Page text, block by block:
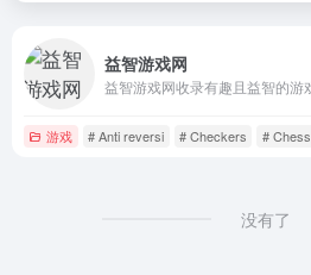
益智游戏网
游戏 # Anti reversi # Checkers # Chess
没有了